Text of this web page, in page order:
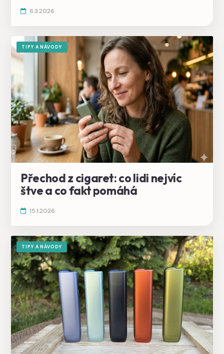
6.3.2026
TIPY A NÁVODY
Přechod z cigaret: co lidi nejvíc
štve a co fakt pomáhá
15.1.2026
TIPY A NÁVODY